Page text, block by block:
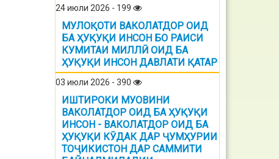
24 июли 2026 - 199
МУЛОҚОТИ ВАКОЛАТДОР ОИД
БА ҲУҚУҚИ ИНСОН БО РАИСИ
КУМИТАИ МИЛЛӢ ОИД БА
ҲУҚУҚИ ИНСОН ДАВЛАТИ ҚАТАР
03 июли 2026 - 390
ИШТИРОКИ МУОВИНИ
ВАКОЛАТДОР ОИД БА ҲУҚУҚИ
ИНСОН - ВАКОЛАТДОР ОИД БА
ҲУҚУҚИ КӮДАК ДАР ҶУМҲУРИИ
ТОҶИКИСТОН ДАР САММИТИ